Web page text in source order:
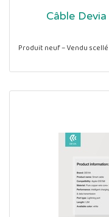
Câble
Produit neuf – Vendu